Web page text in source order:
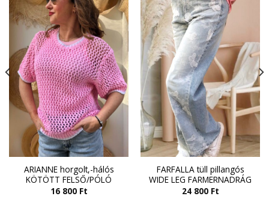
ARIANNE horgolt,-hálós
KÖTÖTT FELSŐ/PÓLÓ
16 800 Ft
FARFALLA tüll pillangós
WIDE LEG FARMERNADRÁG
24 800 Ft